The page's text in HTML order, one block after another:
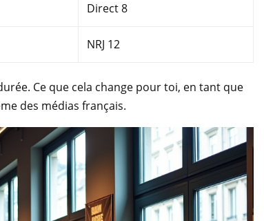
Direct 8
NRJ 12
Ce que cela change pour toi, en tant que
des médias français.